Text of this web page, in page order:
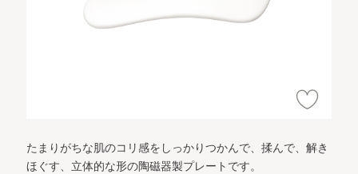
たまりがちな肌のコリ感をしっかりつかんで、揉んで、解き
ほぐす、立体的な形の陶磁器製プレートです。